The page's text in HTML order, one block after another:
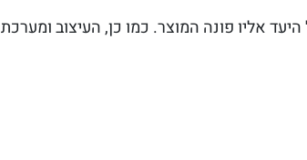
אליו פונה המוצר. כמו כן, העיצוב ומערכת